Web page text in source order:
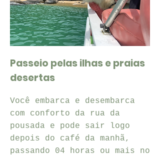
Passeio pelas ilhas e praias
desertas
Você embarca e desembarca
com conforto da rua da
pousada e pode sair logo
depois do café da manhã,
passando 04 horas ou mais no